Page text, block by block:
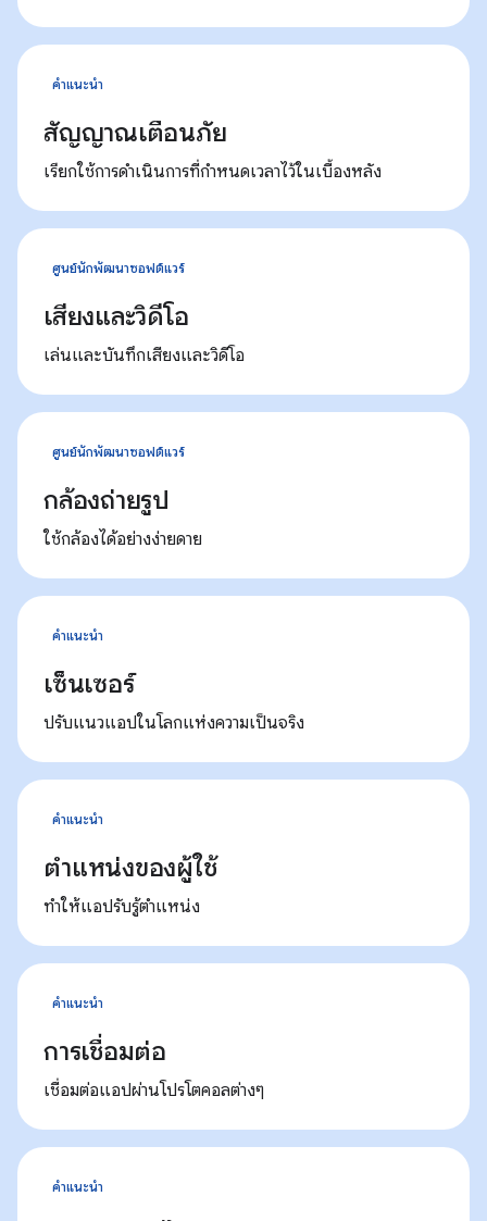
คำแนะนำ
สัญญาณเตือนภัย
เรียกใช้การดำเนินการที่กำหนดเวลาไว้ในเบื้องหลัง
ศูนย์นักพัฒนาซอฟต์แวร์
เสียงและวิดีโอ
เล่นและบันทึกเสียงและวิดีโอ
ศูนย์นักพัฒนาซอฟต์แวร์
กล้องถ่ายรูป
ใช้กล้องได้อย่างง่ายดาย
คำแนะนำ
เซ็นเซอร์
ปรับแนวแอปในโลกแห่งความเป็นจริง
คำแนะนำ
ตำแหน่งของผู้ใช้
ทำให้แอปรับรู้ตำแหน่ง
คำแนะนำ
การเชื่อมต่อ
เชื่อมต่อแอปผ่านโปรโตคอลต่างๆ
คำแนะนำ